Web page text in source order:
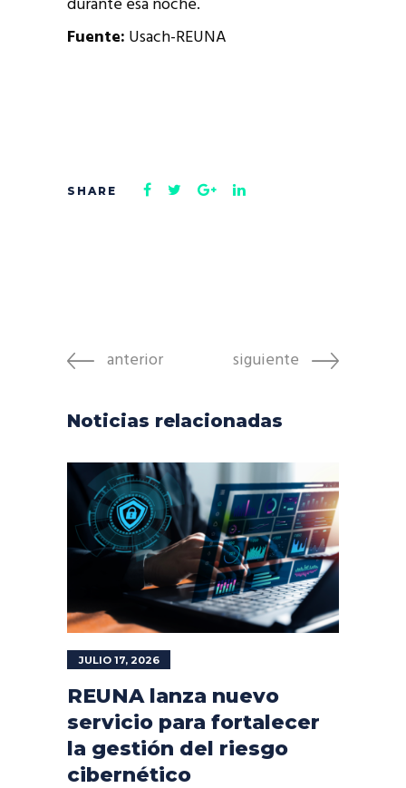
Fuente: Usach-REUNA
anterior siguiente
Noticias relacionadas
JULIO 17, 2026
REUNA lanza nuevo
servicio para fortalecer
la gestión del riesgo
cibernético